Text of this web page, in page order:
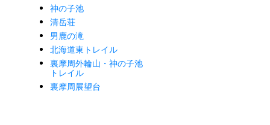
神の子池
清岳荘
男鹿の滝
北海道東トレイル
裏摩周外輪山・神の子池
トレイル
裏摩周展望台